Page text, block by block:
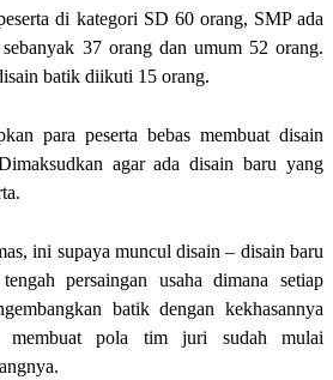
di kategori SD 60 orang, SMP ada
37 orang dan umum 52 orang.
batik diikuti 15 orang.
para peserta bebas membuat disain
agar ada disain baru yang
ini supaya muncul disain – disain baru
persaingan usaha dimana setiap
batik dengan kekhasannya
membuat pola tim juri sudah mulai